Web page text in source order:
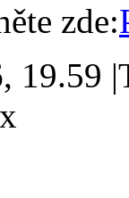
zde:
19.59